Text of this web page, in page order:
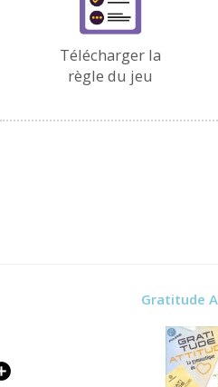
Télécharger la
règle du jeu
Gratitude